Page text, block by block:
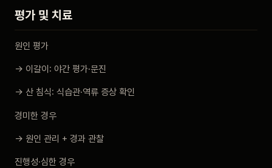
평가 및 치료
원인 평가
→ 이갈이: 야간 평가·문진
→ 산 침식: 식습관·역류 증상 확인
경미한 경우
→ 원인 관리 + 경과 관찰
진행성·심한 경우